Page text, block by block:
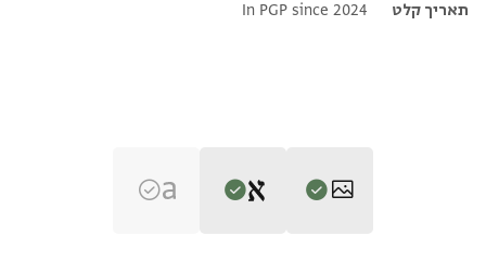
תאריך קלט In PGP since 2024